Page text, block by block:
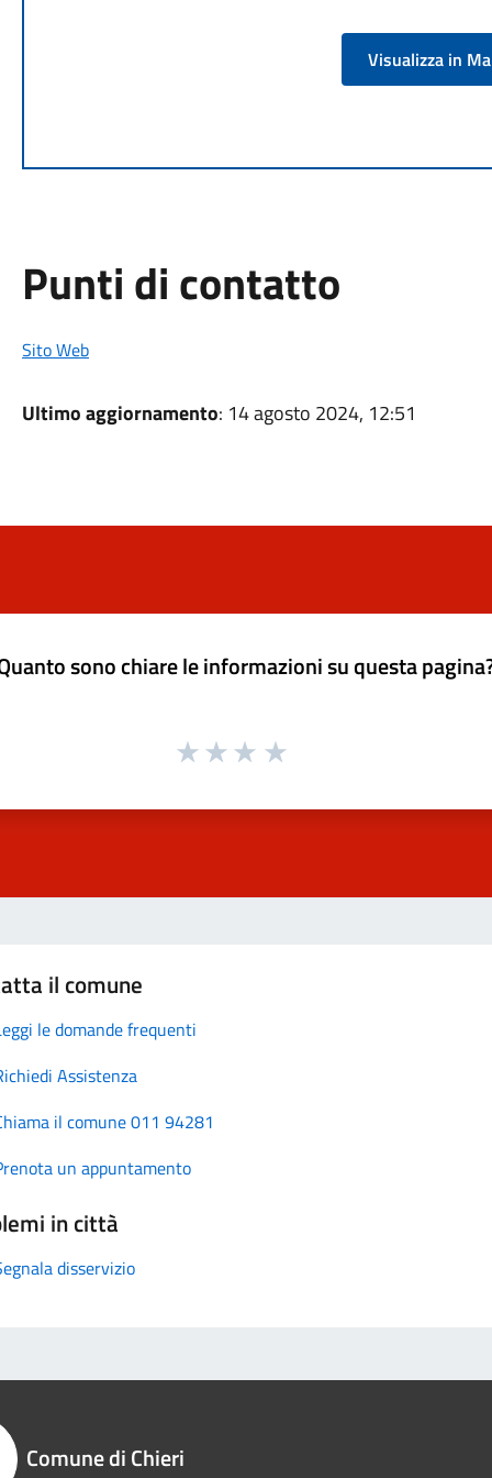
Visualizza in
Punti di contatto
Sito Web
Ultimo aggiornamento: 14 agosto 2024, 12:51
sono chiare le informazioni su questa
il comune
le domande frequenti
Assistenza
il comune 011 94281
un appuntamento
in città
disservizio
Comune di Chieri